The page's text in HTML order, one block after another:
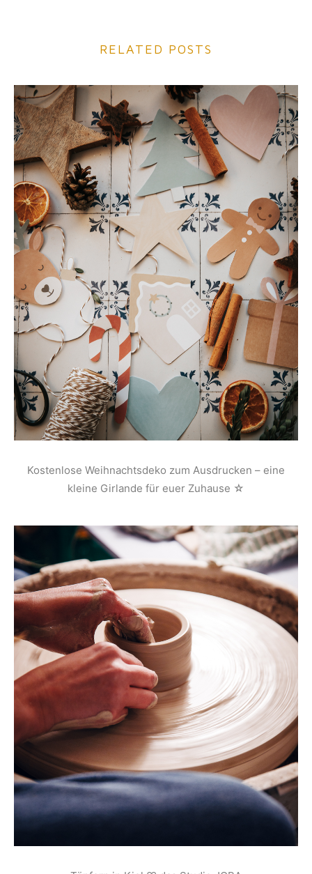
RELATED POSTS
Kostenlose Weihnachtsdeko zum Ausdrucken – eine
kleine Girlande für euer Zuhause ☆